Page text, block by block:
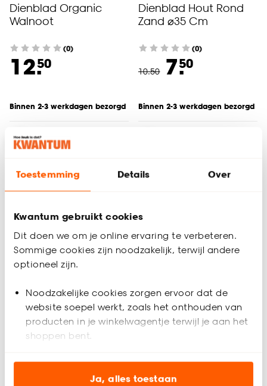
Toestemming Details Over
Kwantum gebruikt cookies
Dit doen we om je online ervaring te verbeteren.
Sommige cookies zijn noodzakelijk, terwijl andere
optioneel zijn.
Noodzakelijke cookies zorgen ervoor dat de
website soepel werkt, zoals het onthouden van
producten in je winkelwagentje terwijl je aan het
shoppen bent.
Analytische cookies (optioneel) helpen ons de
website te verbeteren voor jou en al onze andere
Ja, alles toestaan
Dienblad Organic
Walnoot
(0)
12.50
Binnen 2-3 werkdagen bezorgd
Dienblad Hout Rond
Zand ⌀35 Cm
(0)
10.50 7.50
Binnen 2-3 werkdagen bezorgd
Tijdelijk uitverkocht
Dienblad Latjes Off-
White ⌀30cm
15.
-
Dienblad Hout Rond
Walnoot ⌀35cm
10.